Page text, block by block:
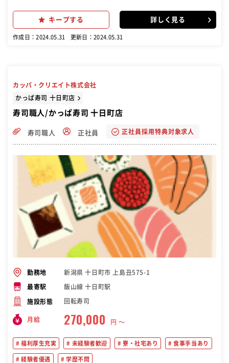
とステップUPを目指せます。 最短1年程度で店長になったスタッフも
在籍するなど、チャンスは豊富です 鮮魚や食材の仕込み カウンターで
ます。 技術面は先輩板前がしっかり指導やフォローをするので、 早い
方は入社半年程度でお寿司の握りをスタートする方も 一人一人の得意
お願いします! シャリ炊き ⇒寿司用のご飯を準備します。 大量に仕込
い ・食材の小分け作業 ⇒先輩の板前さんが準備した食材を1人前ずつ
計量し小分けにしていきます。 ・小鉢やサラダなどの準備 ⇒決められ
洗って皮をむく、 エビの殻向き 鮮魚のウロコとり、洗浄など 営業中
の調理 ・和食の調理 (冷前菜の盛り付け、揚げ物など) ・軍艦・巻物
作成 先輩板前と一緒に作業をしながら お仕事内容や技術を身に着けて
キープする 詳しく見る
作成日：2024.05.31 更新日：2024.05.31
カッパ・クリエイト株式会社
かっぱ寿司 十日町店
寿司職人/かっぱ寿司 十日町店
寿司職人 正社員 正社員採用特典対象求人
勤務地 新潟県 十日町市 上島丑575-1
最寄駅 飯山線 十日町駅
施設形態 回転寿司
月給 270,000 円 〜
福利厚生充実 未経験者歓迎 寮・社宅あり 食事手当あり
経験者優遇 学歴不問